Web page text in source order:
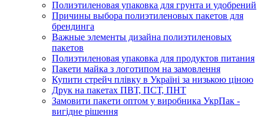
Полиэтиленовая упаковка для грунта и удобрений
Причины выбора полиэтиленовых пакетов для
брендинга
Важные элементы дизайна полиэтиленовых
пакетов
Полиэтиленовая упаковка для продуктов питания
Пакети майка з логотипом на замовлення
Купити стрейч плівку в Україні за низькою ціною
Друк на пакетах ПВТ, ПСТ, ПНТ
Замовити пакети оптом у виробника УкрПак -
вигідне рішення